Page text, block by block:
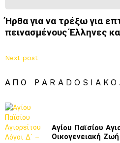
Ήρθα για να τρέξω για
πεινασμένους Έλληνες
Next post
ΑΠΌ
Αγίου Παϊσίου
Οικογενειακή Ζωή